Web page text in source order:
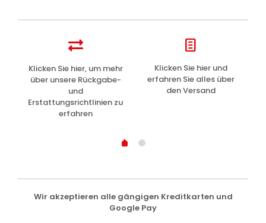
ml
Klicken Sie hier, um mehr
über unsere Rückgabe-
und
Erstattungsrichtlinien zu
erfahren
Klicken Sie hier und
erfahren Sie alles über
den Versand
Wir akzeptieren alle gängigen Kreditkarten und
Google Pay